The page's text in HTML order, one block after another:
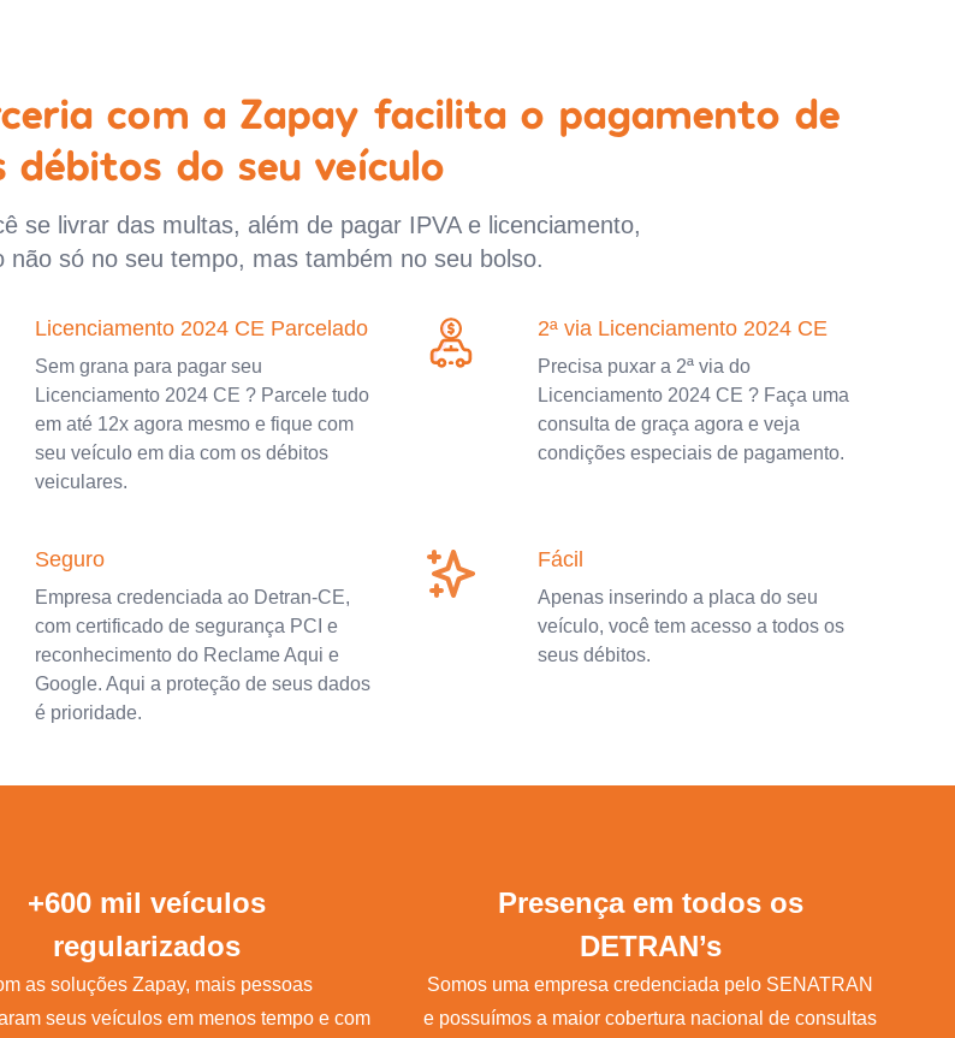
com a Zapay facilita o pagamento de
débitos do seu veículo
se livrar das multas, além de pagar IPVA e licenciamento,
não só no seu tempo, mas também no seu bolso.
Licenciamento 2024 CE Parcelado
Sem grana para pagar seu
Licenciamento 2024 CE ? Parcele tudo
em até 12x agora mesmo e fique com
seu veículo em dia com os débitos
veiculares.
2ª via Licenciamento 2024 CE
Precisa puxar a 2ª via do
Licenciamento 2024 CE ? Faça uma
consulta de graça agora e veja
condições especiais de pagamento.
Seguro
Empresa credenciada ao Detran-CE,
com certificado de segurança PCI e
reconhecimento do Reclame Aqui e
Google. Aqui a proteção de seus dados
é prioridade.
Fácil
Apenas inserindo a placa do seu
veículo, você tem acesso a todos os
seus débitos.
+600 mil veículos
regularizados
as soluções Zapay, mais pessoas
seus veículos em menos tempo e com
Presença em todos os
DETRAN’s
Somos uma empresa credenciada pelo SENATRAN
e possuímos a maior cobertura nacional de consultas